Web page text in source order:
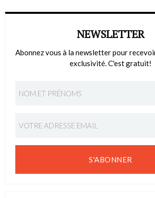
NEWSLETTER
Abonnez vous à la newsletter pour
exclusivité. C'est gratuit!
S'ABONNER